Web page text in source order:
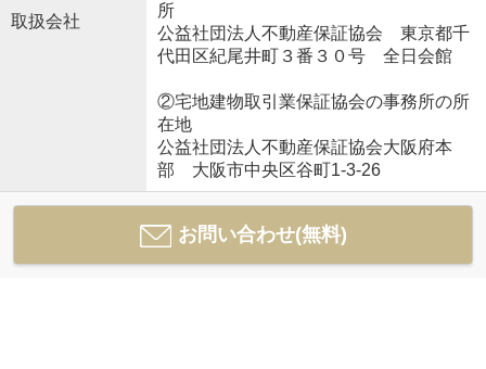
取扱会社
所
公益社団法人不動産保証協会 東京都千
代田区紀尾井町３番３０号 全日会館
②宅地建物取引業保証協会の事務所の所
在地
公益社団法人不動産保証協会大阪府本
部 大阪市中央区谷町1-3-26
お問い合わせ(無料)